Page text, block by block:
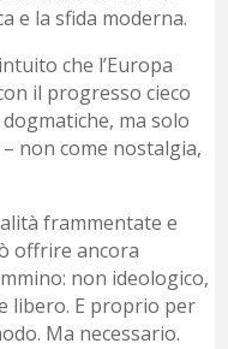
e la sfida moderna.
che l’Europa
il progresso cieco
ma solo
non come nostalgia,
frammentate e
offrire ancora
non ideologico,
libero. E proprio per
Ma necessario.